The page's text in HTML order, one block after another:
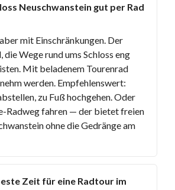
Neuschwanstein gut per Rad
mit Einschränkungen. Der
Wege rund ums Schloss eng
Mit beladenem Tourenrad
werden. Empfehlenswert:
zu Fuß hochgehen. Oder
Radweg fahren — der bietet freien
ohne die Gedränge am
Zeit für eine Radtour im